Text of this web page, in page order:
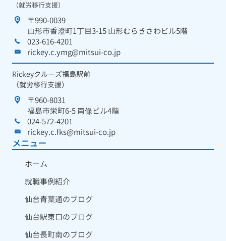
（就労移行支援）
〒990-0039
山形市香澄町1丁目3-15 山形むらきさわビル5階
023-616-4201
rickey.c.ymg@mitsui-co.jp
Rickeyクルーズ福島駅前
（就労移行支援）
〒960-8031
福島市栄町6-5 南條ビル4階
024-572-4201
rickey.c.fks@mitsui-co.jp
メニュー
ホーム
就職事例紹介
仙台青葉通のブログ
仙台駅東口のブログ
仙台長町南のブログ